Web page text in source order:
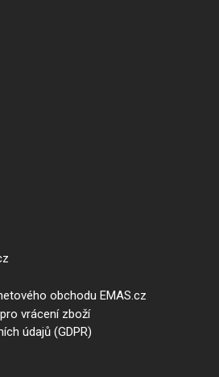
obchodu EMAS.cz
vrácení zboží
údajů (GDPR)